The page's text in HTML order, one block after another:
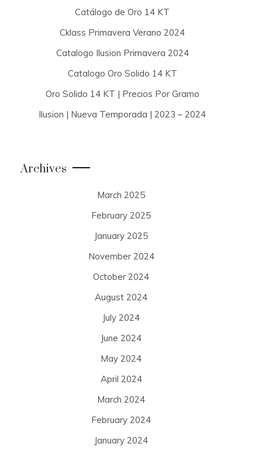
Catálogo de Oro 14 KT
Cklass Primavera Verano 2024
Catalogo Ilusion Primavera 2024
Catalogo Oro Solido 14 KT
Oro Solido 14 KT | Precios Por Gramo
Ilusion | Nueva Temporada | 2023 – 2024
Archives
March 2025
February 2025
January 2025
November 2024
October 2024
August 2024
July 2024
June 2024
May 2024
April 2024
March 2024
February 2024
January 2024